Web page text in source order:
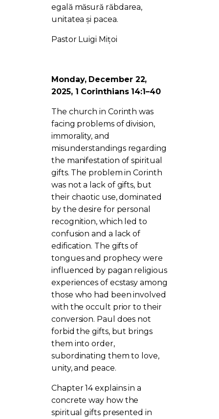
egală măsură răbdarea,
unitatea și pacea.
Pastor Luigi Mițoi
Monday, December 22,
2025, 1 Corinthians 14:1–40
The church in Corinth was
facing problems of division,
immorality, and
misunderstandings regarding
the manifestation of spiritual
gifts. The problem in Corinth
was not a lack of gifts, but
their chaotic use, dominated
by the desire for personal
recognition, which led to
confusion and a lack of
edification. The gifts of
tongues and prophecy were
influenced by pagan religious
experiences of ecstasy among
those who had been involved
with the occult prior to their
conversion. Paul does not
forbid the gifts, but brings
them into order,
subordinating them to love,
unity, and peace.
Chapter 14 explains in a
concrete way how the
spiritual gifts presented in